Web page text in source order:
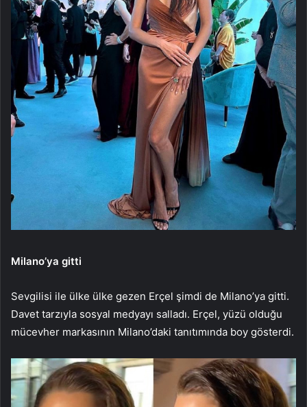
Milano’ya gitti
Sevgilisi ile ülke ülke gezen Erçel şimdi de Milano’ya gitti.
Davet tarzıyla sosyal medyayı salladı. Erçel, yüzü olduğu
mücevher markasının Milano’daki tanıtımında boy gösterdi.